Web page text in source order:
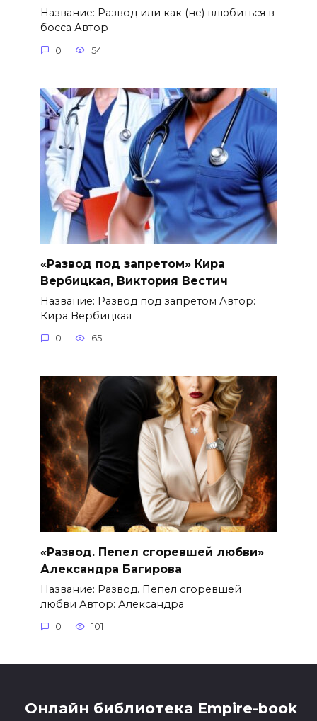
Название: Развод или как (не) влюбиться в
босса Автор
0 54
«Развод под запретом» Кира
Вербицкая, Виктория Вестич
Название: Развод под запретом Автор:
Кира Вербицкая
0 65
«Развод. Пепел сгоревшей любви»
Александра Багирова
Название: Развод. Пепел сгоревшей
любви Автор: Александра
0 101
Онлайн библиотека Empire-book